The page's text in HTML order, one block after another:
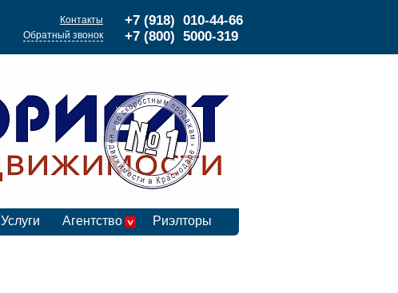
+7 (918) 010-44-66
+7 (800) 5000-319
Контакты
Обратный звонок
Услуги Агентство Риэлторы